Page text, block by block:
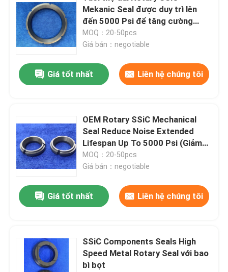
Các sản phẩm
Mekanic Seal được duy trì lên
đến 5000 Psi để tăng cường
niêm phong
MOQ：20-50pcs
Giá bán：negotiable
Giá tốt nhất Liên hệ chúng tôi
OEM Rotary SSiC Mechanical
Seal Reduce Noise Extended
Lifespan Up To 5000 Psi (Giảm
tiếng ồn bằng niêm phong cơ
học)
MOQ：20-50pcs
Giá bán：negotiable
Giá tốt nhất Liên hệ chúng tôi
SSiC Components Seals High
Speed Metal Rotary Seal với bao
bì bọt